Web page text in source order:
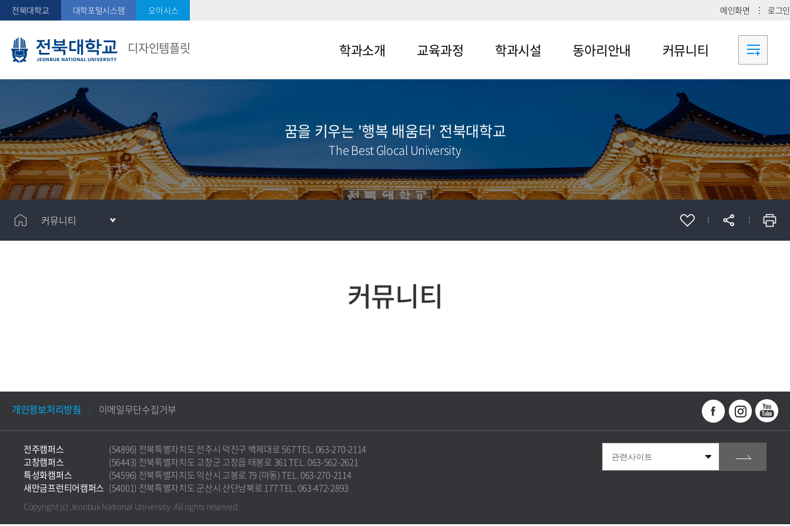
전북대학교 대학포털시스템 오아시스 메인화면 로그인
디자인템플릿 학과소개
메뉴1-2
교육과정
메뉴2-2
학과시설
메뉴3-2
동아리안내 커뮤니티
공지사항
꿈을 키우는 '행복 배움터' 전북대학교
The Best Glocal University
커뮤니티
커뮤니티
개인정보처리방침 이메일무단수집거부
전주캠퍼스
(54896) 전북특별자치도 전주시 덕진구 백제대로 567 TEL. 063-270-2114
고창캠퍼스
(56443) 전북특별자치도 고창군 고창읍 태봉로 361 TEL. 063-562-2621
특성화캠퍼스
(54596) 전북특별자치도 익산시 고봉로 79 (마동) TEL. 063-270-2114
새만금프런티어캠퍼스 (54001) 전북특별자치도 군산시 산단남북로 177 TEL. 063-472-2893
Copyright (c) Jeonbuk National University.All rights reserved.